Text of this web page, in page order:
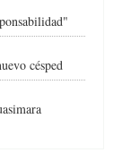
césped